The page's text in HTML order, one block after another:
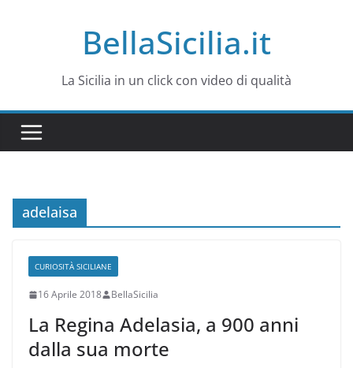
BellaSicilia.it
La Sicilia in un click con video di qualità
adelaisa
CURIOSITÀ SICILIANE
16 Aprile 2018 BellaSicilia
La Regina Adelasia, a 900 anni
dalla sua morte